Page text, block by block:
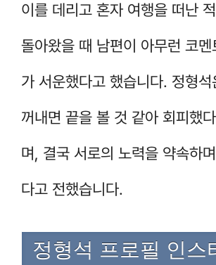
이를 데리고 혼자 여행을 떠난
돌아왔을 때 남편이 아무런 코멘
가 서운했다고 했습니다. 정형
꺼내면 끝을 볼 것 같아 회피했
며, 결국 서로의 노력을 약속하
다고 전했습니다.
정형석 프로필 인스